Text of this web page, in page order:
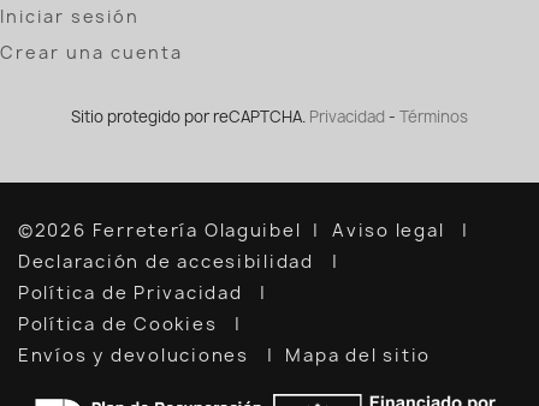
Iniciar sesión
Crear una cuenta
Sitio protegido por reCAPTCHA. Privacidad - Términos
©2026 Ferretería Olaguibel
Aviso legal
Declaración de accesibilidad
Política de Privacidad
Política de Cookies
Envíos y devoluciones
Mapa del sitio